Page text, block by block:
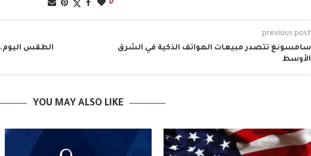
0
previous post
سامسونغ تتصدر مبيعات الهواتف الذكية في الشرق
الأوسط
الطقس اليوم..
YOU MAY ALSO LIKE